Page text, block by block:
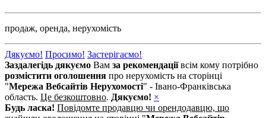
продаж, оренда, нерухомість
Дякуємо! Просимо! Застерігаємо!
Заздалегідь дякуємо Вам за рекомендаціївсім кому потрібно
розмістити оголошення про нерухомість на сторінці
"Мережа Вебсайтів Нерухомості" - Івано-Франківська
область. Це безкоштовно. Дякуємо! ×
Будь ласка! Повідомте продавцю чи орендодавцю, що